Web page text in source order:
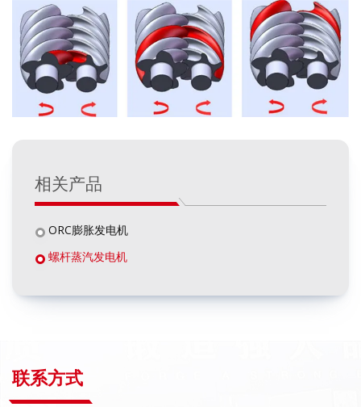
相关产品
ORC膨胀发电机
螺杆蒸汽发电机
联系方式